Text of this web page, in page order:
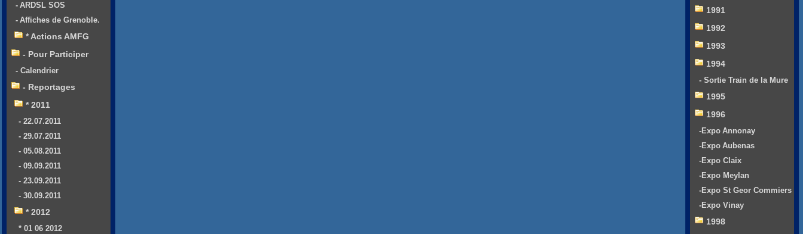
- ARDSL SOS
- Affiches de Grenoble.
* Actions AMFG
- Pour Participer
- Calendrier
- Reportages
* 2011
- 22.07.2011
- 29.07.2011
- 05.08.2011
- 09.09.2011
- 23.09.2011
- 30.09.2011
* 2012
* 01 06 2012
1991
1992
1993
1994
- Sortie Train de la Mure
1995
1996
-Expo Annonay
-Expo Aubenas
-Expo Claix
-Expo Meylan
-Expo St Geor Commiers
-Expo Vinay
1998